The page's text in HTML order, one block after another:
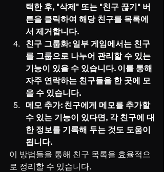
택한 후, "삭제" 또는 "친구 끊기" 버
튼을 클릭하여 해당 친구를 목록에
서 제거합니다.
친구 그룹화: 일부 게임에서는 친구
를 그룹으로 나누어 관리할 수 있는
기능이 있을 수 있습니다. 이를 통해
자주 연락하는 친구들을 한 곳에 모
을 수 있습니다.
메모 추가: 친구에게 메모를 추가할
수 있는 기능이 있다면, 각 친구에 대
한 정보를 기록해 두는 것도 도움이
됩니다.
이 방법들을 통해 친구 목록을 효율적으
로 정리할 수 있습니다.